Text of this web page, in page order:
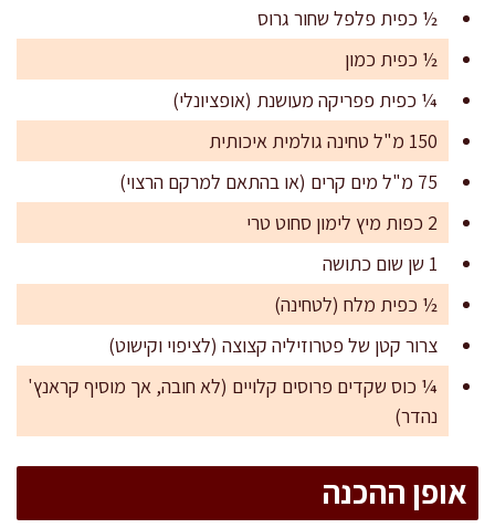
½ כפית פלפל שחור גרוס
½ כפית כמון
¼ כפית פפריקה מעושנת (אופציונלי)
150 מ"ל טחינה גולמית איכותית
75 מ"ל מים קרים (או בהתאם למרקם הרצוי)
2 כפות מיץ לימון סחוט טרי
1 שן שום כתושה
½ כפית מלח (לטחינה)
צרור קטן של פטרוזיליה קצוצה (לציפוי וקישוט)
¼ כוס שקדים פרוסים קלויים (לא חובה, אך מוסיף קראנץ'
נהדר)
אופן ההכנה